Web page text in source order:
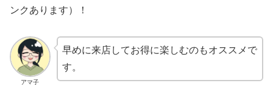
ンクあります）！
アマ子
早めに来店してお得に楽しむのもオススメで
す。